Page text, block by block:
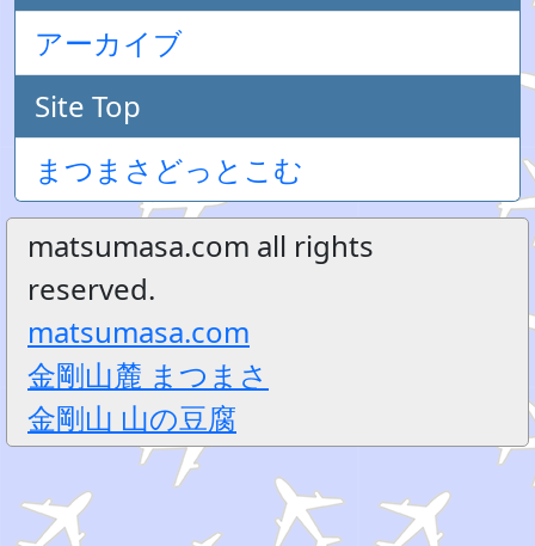
アーカイブ
Site Top
まつまさどっとこむ
matsumasa.com all rights
reserved.
matsumasa.com
金剛山麓 まつまさ
金剛山 山の豆腐